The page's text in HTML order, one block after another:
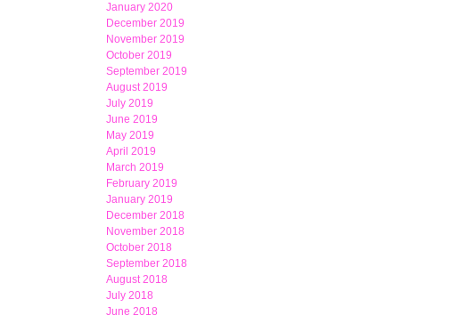
January 2020
December 2019
November 2019
October 2019
September 2019
August 2019
July 2019
June 2019
May 2019
April 2019
March 2019
February 2019
January 2019
December 2018
November 2018
October 2018
September 2018
August 2018
July 2018
June 2018